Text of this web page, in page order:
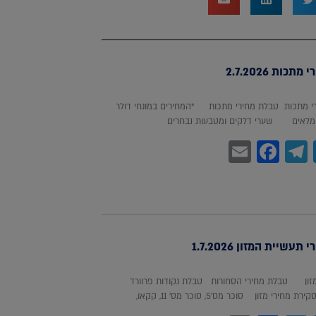
2.7.2026
מתכות טבלת מחירי מתכות *המחירים במונחי דולר
שערי דלקים ומטבעות נבחרים
Twitter
Telegram
Facebook
Email
המזון 1.7.2026
טבלת מחירי הסחורות טבלת נקודות פרוורד
מזון סוכר מס'5, סוכר מס' 11, קקאו,